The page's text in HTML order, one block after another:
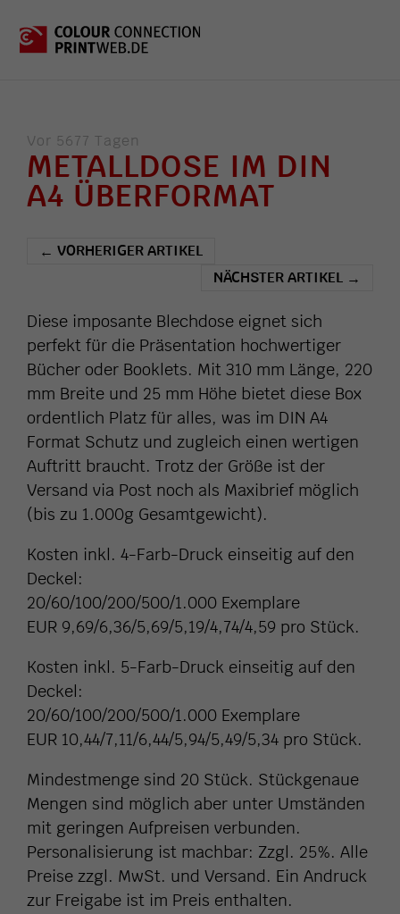
Vor 5677 Tagen
METALLDOSE IM DIN
A4 ÜBERFORMAT
← VORHERIGER ARTIKEL
NÄCHSTER ARTIKEL →
Diese imposante Blechdose eignet sich
perfekt für die Präsentation hochwertiger
Bücher oder Booklets. Mit 310 mm Länge, 220
mm Breite und 25 mm Höhe bietet diese Box
ordentlich Platz für alles, was im DIN A4
Format Schutz und zugleich einen wertigen
Auftritt braucht. Trotz der Größe ist der
Versand via Post noch als Maxibrief möglich
(bis zu 1.000g Gesamtgewicht).
Kosten inkl. 4-Farb-Druck einseitig auf den
Deckel:
20/60/100/200/500/1.000 Exemplare
EUR 9,69/6,36/5,69/5,19/4,74/4,59 pro Stück.
Kosten inkl. 5-Farb-Druck einseitig auf den
Deckel:
20/60/100/200/500/1.000 Exemplare
EUR 10,44/7,11/6,44/5,94/5,49/5,34 pro Stück.
Mindestmenge sind 20 Stück. Stückgenaue
Mengen sind möglich aber unter Umständen
mit geringen Aufpreisen verbunden.
Personalisierung ist machbar: Zzgl. 25%. Alle
Preise zzgl. MwSt. und Versand. Ein Andruck
zur Freigabe ist im Preis enthalten.